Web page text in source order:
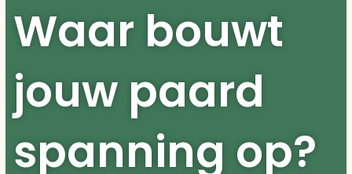
Waar bouwt
jouw paard
spanning op?